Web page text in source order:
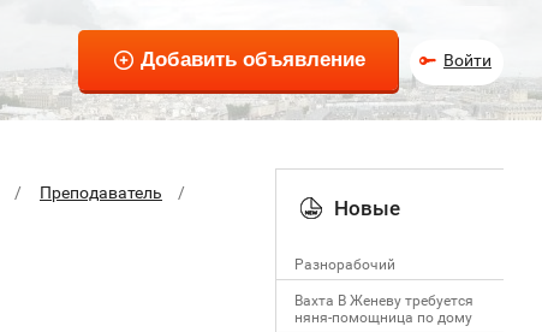
Войти
Преподаватель
Новые
Разнорабочий
Вахта В Женеву требуется
няня-помощница по дому